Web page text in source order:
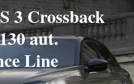
3 Crossback
aut.
Line